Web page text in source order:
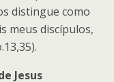
distingue como
meus discípulos,
Jesus